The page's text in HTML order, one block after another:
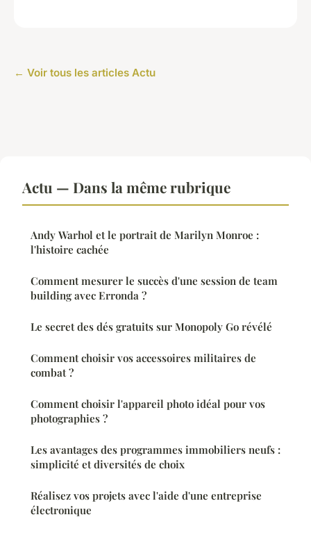
← Voir tous les articles Actu
Actu — Dans la même rubrique
Andy Warhol et le portrait de Marilyn Monroe :
l'histoire cachée
Comment mesurer le succès d'une session de team
building avec Erronda ?
Le secret des dés gratuits sur Monopoly Go révélé
Comment choisir vos accessoires militaires de
combat ?
Comment choisir l'appareil photo idéal pour vos
photographies ?
Les avantages des programmes immobiliers neufs :
simplicité et diversités de choix
Réalisez vos projets avec l'aide d'une entreprise
électronique